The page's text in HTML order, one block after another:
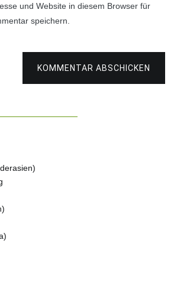
und Website in diesem Browser für
speichern.
KOMMENTAR ABSCHICKEN